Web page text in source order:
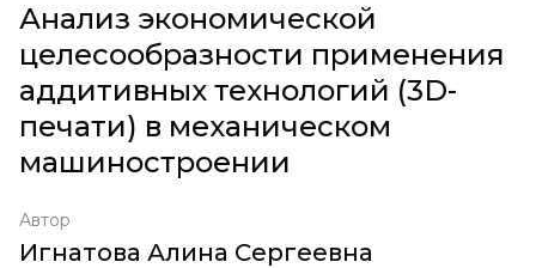
Анализ экономической
целесообразности применения
аддитивных технологий (3D-
печати) в механическом
машиностроении
Автор
Игнатова Алина Сергеевна